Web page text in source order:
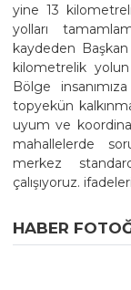
yine 13
yolları
kaydeden
kilometrelik
Bölge
topyekün
uyum ve
mahallelerde
merkez
çalışıyoruz.
HABER